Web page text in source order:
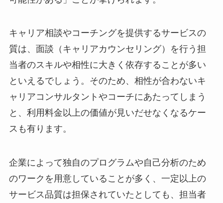
キャリア相談やコーチングを提供するサービスの
質は、面談（キャリアカウンセリング）を行う担
当者のスキルや相性に大きく依存することが多い
といえるでしょう。そのため、相性が合わないキ
ャリアコンサルタントやコーチにあたってしまう
と、利用料金以上の価値が見いだせなくなるケー
スも有ります。
企業によって独自のプログラムや自己分析のため
のワークを用意していることが多く、一定以上の
サービス品質は担保されていたとしても、担当者